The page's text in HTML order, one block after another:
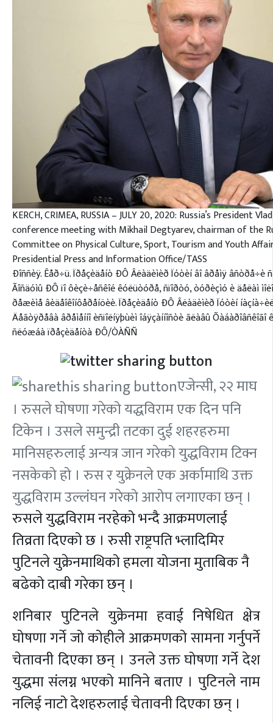
KERCH, CRIMEA, RUSSIA – JULY 20, 2020: Russia’s President
conference meeting with Mikhail Degtyarev, chairman of the
Committee on Physical Culture, Sport, Tourism and Youth
Presidential Press and Information Office/TASS
Ðîññèÿ. Êåð÷ü. Ïðåçèäåíò ÐÔ Âëàäèìèð Ïóòèí âî âðåìÿ âñòðå÷è
Ãîñäóìû ÐÔ ïî ôèçè÷åñêîé êóëüòóðå, ñïîðòó, òóðèçìó è äåëàì
ðåæèìå âèäåîêîíôåðåíöèè. Ïðåçèäåíò ÐÔ Âëàäèìèð Ïóòèí
Äåãòÿðåâà âðåìåííî èñïîëíÿþùèì îáÿçàííîñòè ãëàâû
ñëóæáà ïðåçèäåíòà ÐÔ/ÒÀÑÑ
एजेन्सी, २२ माघ
। रुसले घोषणा गरेको यद्धविराम एक दिन पनि
टिकेन । उसले समुन्द्री तटका दुई शहरहरुमा
मानिसहरुलाई अन्यत्र जान गरेको युद्धविराम टिक्न
नसकेको हो । रुस र युक्रेनले एक अर्कामाथि उक्त
युद्धविराम उल्लंघन गरेको आरोप लगाएका छन् ।
रुसले युद्धविराम नरहेको भन्दै आक्रमणलाई
तिव्रता दिएको छ । रुसी राष्ट्रपति भ्लादिमिर
पुटिनले युक्रेनमाथिको हमला योजना मुताबिक नै
बढेको दाबी गरेका छन् ।
शनिबार पुटिनले युक्रेनमा हवाई निषेधित क्षेत्र
घोषणा गर्ने जो कोहीले आक्रमणको सामना गर्नुपर्ने
चेतावनी दिएका छन् । उनले उक्त घोषणा गर्ने देश
युद्धमा संलग्न भएको मानिने बताए । पुटिनले नाम
नलिई नाटो देशहरुलाई चेतावनी दिएका छन् ।